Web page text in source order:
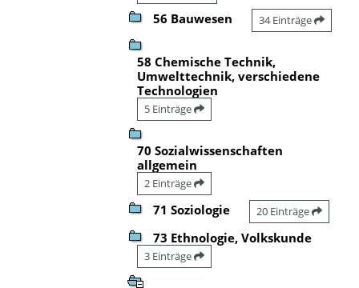
56 Bauwesen 34 Einträge
58 Chemische Technik,
Umwelttechnik, verschiedene
Technologien
5 Einträge
70 Sozialwissenschaften
allgemein
2 Einträge
71 Soziologie 20 Einträge
73 Ethnologie, Volkskunde
3 Einträge